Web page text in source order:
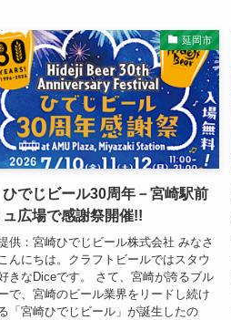
延岡市
でじビール30周年－宮崎駅前
ュ広場で感謝祭開催!!
供：宮崎ひでじビール株式会社 みなさ
んにちは。クラフトビールではスタウ
きなDiceです。 さて、宮崎が誇るブル
で、宮崎のビール業界をリードし続け
「宮崎ひでじビール」が誕生したの